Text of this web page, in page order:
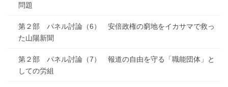
問題
第２部 パネル討論（6） 安倍政権の窮地をイカサマで救っ
た山陽新聞
第２部 パネル討論（7） 報道の自由を守る「職能団体」と
しての労組